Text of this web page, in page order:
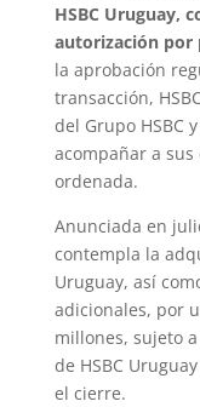
HSBC Uruguay,
autorización por
la aprobación
transacción,
del Grupo HSBC
acompañar a
ordenada.
Anunciada en
contempla la
Uruguay, así
adicionales, por
millones, sujeto
de HSBC
el cierre.